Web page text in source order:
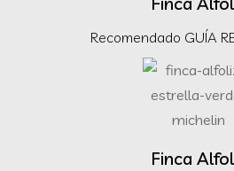
Recomendado GUÍA
Finca